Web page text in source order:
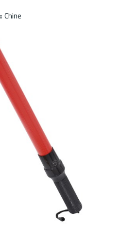
: Chine